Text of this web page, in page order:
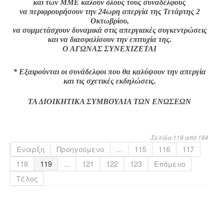
και των ΜΜΕ καλούν όλους τους συναδέλφους
να περιφρουρήσουν την 24ωρη απεργία της Τετάρτης 2
Οκτωβρίου,
να συμμετάσχουν δυναμικά στις απεργιακές συγκεντρώσεις
και να διασφαλίσουν την επιτυχία της.
Ο ΑΓΩΝΑΣ ΣΥΝΕΧΙΖΕΤΑΙ
* Εξαιρούνται οι συνάδελφοι που θα καλύψουν την απεργία
και τις σχετικές εκδηλώσεις.
ΤΑ ΔΙΟΙΚΗΤΙΚΑ ΣΥΜΒΟΥΛΙΑ ΤΩΝ ΕΝΩΣΕΩΝ
Σελίδα 119 από 184
Έναρξη Προηγούμενο ... 115 116
117
118
119 ... 121 122 123
Επόμενο
Τέλος